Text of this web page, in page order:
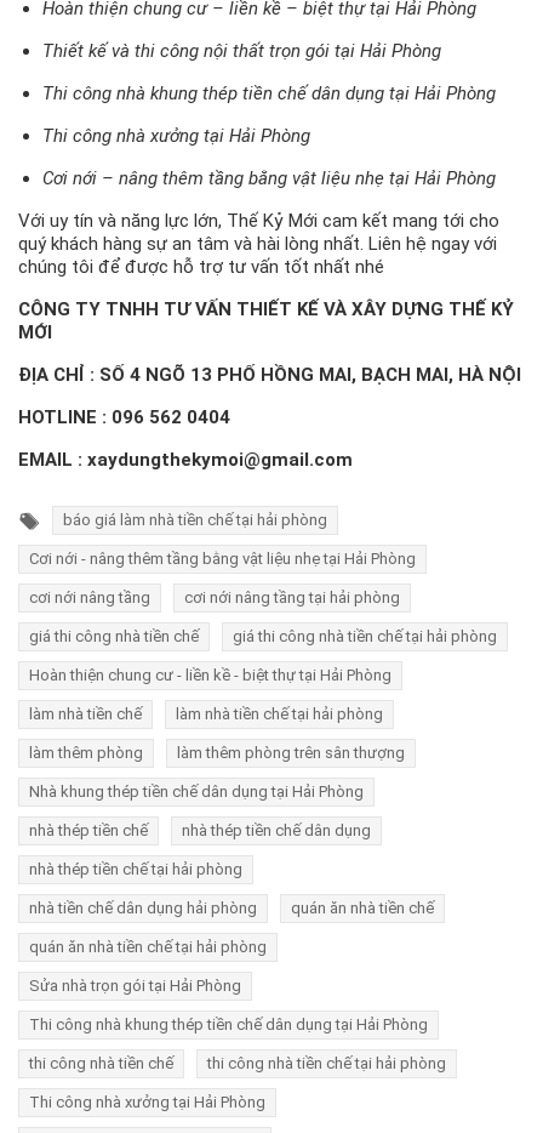
Hoàn thiện chung cư – liền kề – biệt thự tại Hải Phòng
Thiết kế và thi công nội thất trọn gói tại Hải Phòng
Thi công nhà khung thép tiền chế dân dụng tại Hải Phòng
Thi công nhà xưởng tại Hải Phòng
Cơi nới – nâng thêm tầng bằng vật liệu nhẹ tại Hải Phòng
Với uy tín và năng lực lớn, Thế Kỷ Mới cam kết mang tới cho
quý khách hàng sự an tâm và hài lòng nhất. Liên hệ ngay với
chúng tôi để được hỗ trợ tư vấn tốt nhất nhé
CÔNG TY TNHH TƯ VẤN THIẾT KẾ VÀ XÂY DỰNG THẾ KỶ
MỚI
ĐỊA CHỈ : SỐ 4 NGÕ 13 PHỐ HỒNG MAI, BẠCH MAI, HÀ NỘI
HOTLINE : 096 562 0404
EMAIL : xaydungthekymoi@gmail.com
báo giá làm nhà tiền chế tại hải phòng
Cơi nới - nâng thêm tầng bằng vật liệu nhẹ tại Hải Phòng
cơi nới nâng tầng cơi nới nâng tầng tại hải phòng
giá thi công nhà tiền chế giá thi công nhà tiền chế tại hải phòng
Hoàn thiện chung cư - liền kề - biệt thự tại Hải Phòng
làm nhà tiền chế làm nhà tiền chế tại hải phòng
làm thêm phòng làm thêm phòng trên sân thượng
Nhà khung thép tiền chế dân dụng tại Hải Phòng
nhà thép tiền chế nhà thép tiền chế dân dụng
nhà thép tiền chế tại hải phòng
nhà tiền chế dân dụng hải phòng quán ăn nhà tiền chế
quán ăn nhà tiền chế tại hải phòng
Sửa nhà trọn gói tại Hải Phòng
Thi công nhà khung thép tiền chế dân dụng tại Hải Phòng
thi công nhà tiền chế thi công nhà tiền chế tại hải phòng
Thi công nhà xưởng tại Hải Phòng